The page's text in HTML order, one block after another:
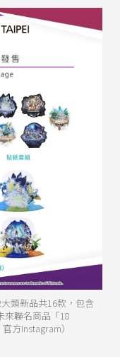
類新品共16款，包含
來聯名商品「18
方Instagram）